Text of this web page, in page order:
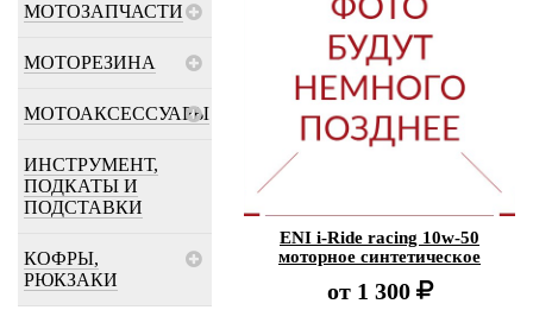
МОТОЗАПЧАСТИ
МОТОРЕЗИНА
МОТОАКСЕССУАРЫ
ИНСТРУМЕНТ,
ПОДКАТЫ И
ПОДСТАВКИ
КОФРЫ,
РЮКЗАКИ
ENI i-Ride racing 10w-50
моторное синтетическое
от 1 300